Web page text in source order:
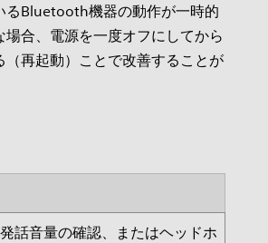
るBluetooth機器の動作が一時的
場合、電源を一度オフにしてから
（再起動）ことで改善することが
話音量の確認、またはヘッドホ